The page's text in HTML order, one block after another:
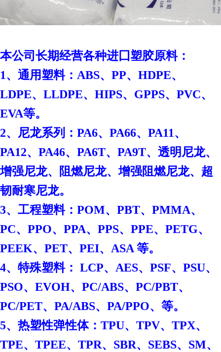
本公司长期经营各种进囗塑胶原料：
1、通用塑料：ABS、PP、HDPE、
LDPE、LLDPE、HIPS、GPPS、PVC、
EVA等。
2、尼龙系列：PA6、PA66、PA11、
PA12、PA46、PA6T、PA9T、透明尼龙、
增强尼龙、阻燃尼龙、增强阻燃尼龙、超
韧耐寒尼龙。
3、工程塑料：POM、PBT、PMMA、
PC、PPO、PPA、PPS、PPE、PETG、
PEEK、PET、PEI、ASA 等。
4、特殊塑料： LCP、AES、PSF、PSU、
PSO、EVOH、PC/ABS、PC/PBT、
PC/PET、PA/ABS、PA/PPO、等。
5、热塑性弹性体：TPU、TPV、TPX、
TPE、TPEE、TPR、SBR、SEBS、SM、